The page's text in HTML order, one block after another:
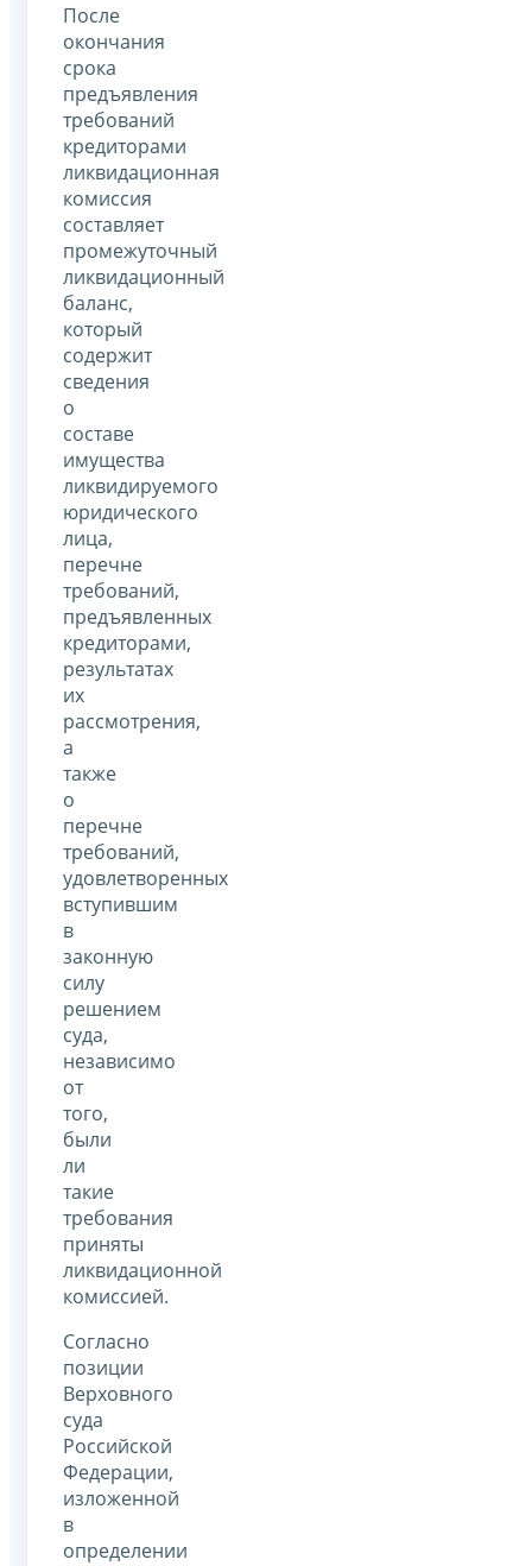
После
окончания
срока
предъявления
требований
кредиторами
ликвидационная
комиссия
составляет
промежуточный
ликвидационный
баланс,
который
содержит
сведения
о
составе
имущества
ликвидируемого
юридического
лица,
перечне
требований,
предъявленных
кредиторами,
результатах
их
рассмотрения,
а
также
о
перечне
требований,
удовлетворенных
вступившим
в
законную
силу
решением
суда,
независимо
от
того,
были
ли
такие
требования
приняты
ликвидационной
комиссией.
Согласно
позиции
Верховного
суда
Российской
Федерации,
изложенной
в
определении